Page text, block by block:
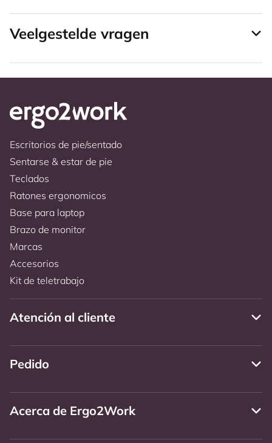
Veelgestelde vragen
Escritorios de pie/sentado
Sentarse & estar de pie
Teclados
Ratones ergonomicos
Base para laptop
Brazo de monitor
Marcas
Accesorios
Kit de teletrabajo
Atención al cliente
Pedido
Acerca de Ergo2Work